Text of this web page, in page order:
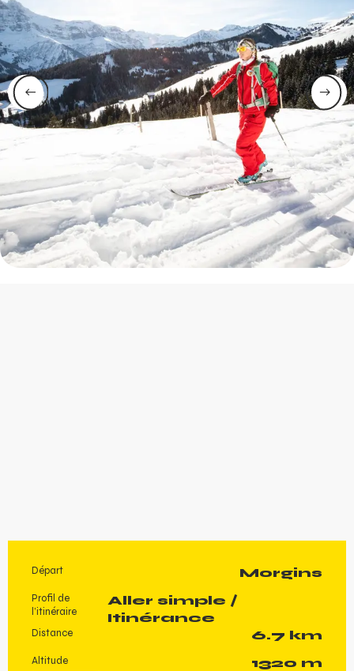
Informations pratiques
Départ Morgins
Profil de
l’itinéraire
Aller simple /
Itinérance
Distance 6.7 km
Altitude 1320 m